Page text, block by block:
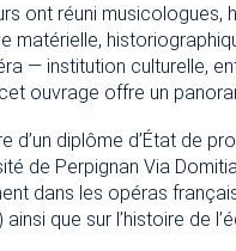
ont réuni musicologues,
— institution culturelle,
ouvrage offre un
diplôme d’État de
de Perpignan Via
dans les opéras
que sur l’histoire de